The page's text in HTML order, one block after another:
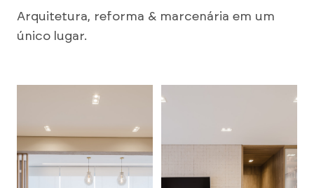
Arquitetura, reforma & marcenária em um
único lugar.